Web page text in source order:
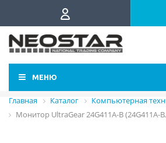
МЕНЮ
Главная Каталог Компьютерная
Монитор UltraGear 24G411A-B (24G411A-